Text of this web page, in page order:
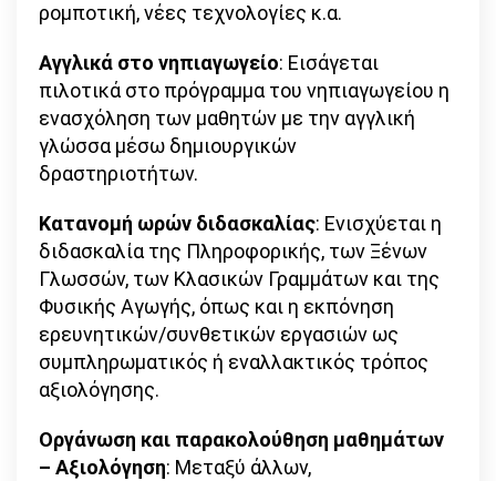
ρομποτική, νέες τεχνολογίες κ.α.
Αγγλικά στο νηπιαγωγείο: Εισάγεται
πιλοτικά στο πρόγραμμα του νηπιαγωγείου η
ενασχόληση των μαθητών με την αγγλική
γλώσσα μέσω δημιουργικών
δραστηριοτήτων.
Κατανομή ωρών διδασκαλίας: Ενισχύεται η
διδασκαλία της Πληροφορικής, των Ξένων
Γλωσσών, των Κλασικών Γραμμάτων και της
Φυσικής Αγωγής, όπως και η εκπόνηση
ερευνητικών/συνθετικών εργασιών ως
συμπληρωματικός ή εναλλακτικός τρόπος
αξιολόγησης.
Οργάνωση και παρακολούθηση μαθημάτων
– Αξιολόγηση: Μεταξύ άλλων,